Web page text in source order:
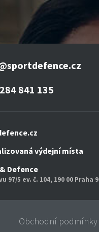
výdejní místa
Defence
97/5 ev. č. 104, 190 00 Praha 9
841 135
Obchodní podmínky